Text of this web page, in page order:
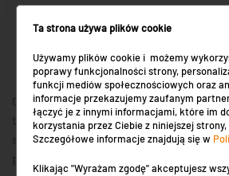
wiedzy profesjonalistów,
znajomość specyfiki procesu
książki.
Co więcej, na rynku znaleźć można
tekstu, które świadczone są przez
skorzystać z takiej możliwości, by
Ta strona używa plików cookie
Używamy plików cookie i możemy
poprawy funkcjonalności strony,
funkcji mediów społecznościowych oraz
informacje przekazujemy zaufanym
łączyć je z innymi informacjami, które im
korzystania przez Ciebie z niniejszej strony,
Szczegółowe informacje znajdują się w
Klikając "Wyrażam zgodę" akceptujesz